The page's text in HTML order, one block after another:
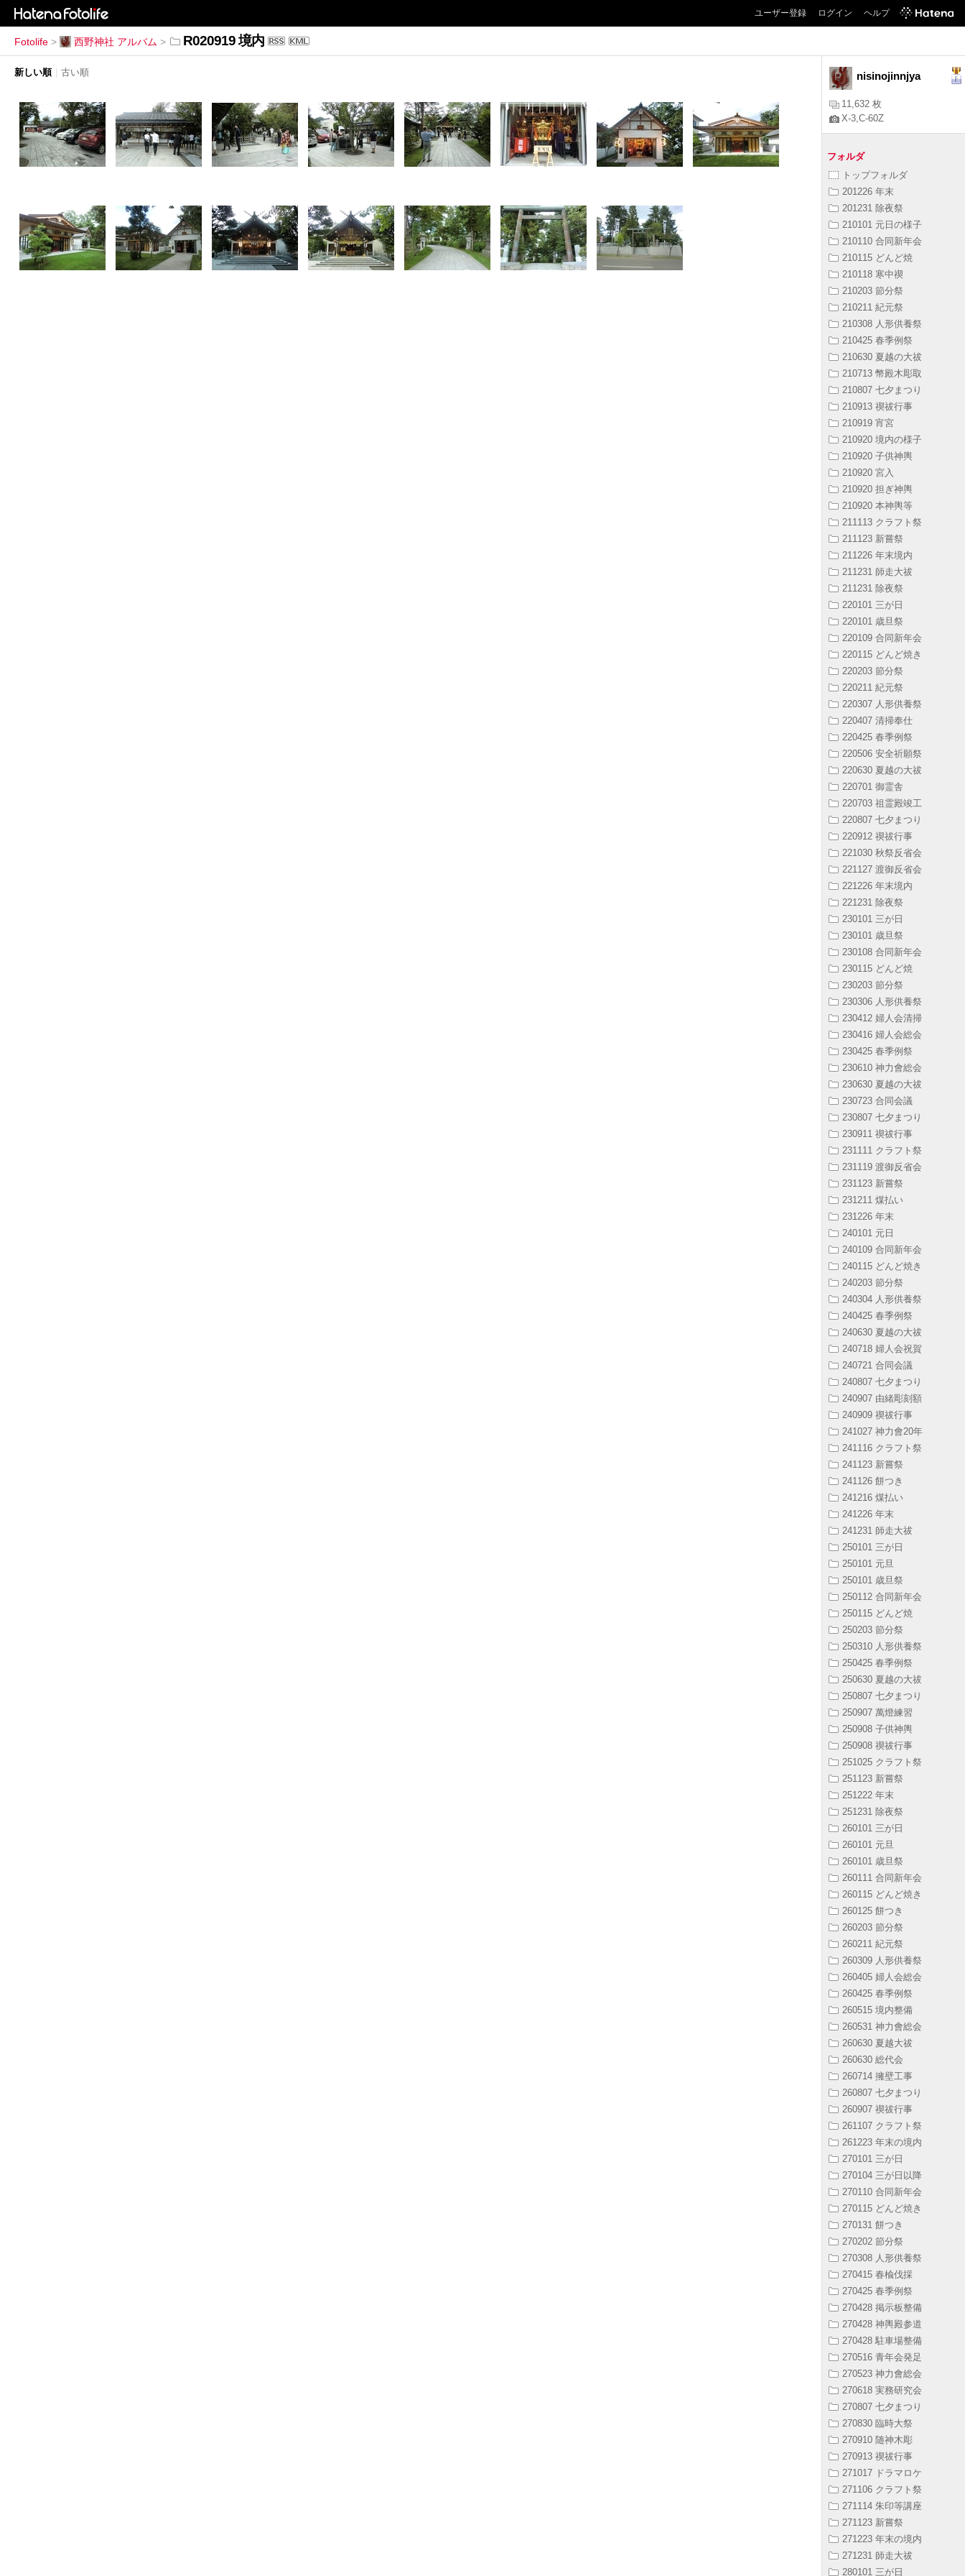
ユーザー登録 ログイン ヘルプ
Fotolife > 西野神社 アルバム > R020919 境内
新しい順 古い順 nisinojinnjya
11,632 枚
X-3,C-60Z
フォルダ
トップフォルダ
201226 年末
201231 除夜祭
210101 元日の様子
210110 合同新年会
210115 どんど焼
210118 寒中禊
210203 節分祭
210211 紀元祭
210308 人形供養祭
210425 春季例祭
210630 夏越の大祓
210713 幣殿木彫取
210807 七夕まつり
210913 禊祓行事
210919 宵宮
210920 境内の様子
210920 子供神輿
210920 宮入
210920 担ぎ神輿
210920 本神輿等
211113 クラフト祭
211123 新嘗祭
211226 年末境内
211231 師走大祓
211231 除夜祭
220101 三が日
220101 歳旦祭
220109 合同新年会
220115 どんど焼き
220203 節分祭
220211 紀元祭
220307 人形供養祭
220407 清掃奉仕
220425 春季例祭
220506 安全祈願祭
220630 夏越の大祓
220701 御霊舎
220703 祖霊殿竣工
220807 七夕まつり
220912 禊祓行事
221030 秋祭反省会
221127 渡御反省会
221226 年末境内
221231 除夜祭
230101 三が日
230101 歳旦祭
230108 合同新年会
230115 どんど焼
230203 節分祭
230306 人形供養祭
230412 婦人会清掃
230416 婦人会総会
230425 春季例祭
230610 神力會総会
230630 夏越の大祓
230723 合同会議
230807 七夕まつり
230911 禊祓行事
231111 クラフト祭
231119 渡御反省会
231123 新嘗祭
231211 煤払い
231226 年末
240101 元日
240109 合同新年会
240115 どんど焼き
240203 節分祭
240304 人形供養祭
240425 春季例祭
240630 夏越の大祓
240718 婦人会祝賀
240721 合同会議
240807 七夕まつり
240907 由緒彫刻額
240909 禊祓行事
241027 神力會20年
241116 クラフト祭
241123 新嘗祭
241126 餅つき
241216 煤払い
241226 年末
241231 師走大祓
250101 三が日
250101 元旦
250101 歳旦祭
250112 合同新年会
250115 どんど焼
250203 節分祭
250310 人形供養祭
250425 春季例祭
250630 夏越の大祓
250807 七夕まつり
250907 萬燈練習
250908 子供神輿
250908 禊祓行事
251025 クラフト祭
251123 新嘗祭
251222 年末
251231 除夜祭
260101 三が日
260101 元旦
260101 歳旦祭
260111 合同新年会
260115 どんど焼き
260125 餅つき
260203 節分祭
260211 紀元祭
260309 人形供養祭
260405 婦人会総会
260425 春季例祭
260515 境内整備
260531 神力會総会
260630 夏越大祓
260630 総代会
260714 擁壁工事
260807 七夕まつり
260907 禊祓行事
261107 クラフト祭
261223 年末の境内
270101 三が日
270104 三が日以降
270110 合同新年会
270115 どんど焼き
270131 餅つき
270202 節分祭
270308 人形供養祭
270415 春楡伐採
270425 春季例祭
270428 掲示板整備
270428 神輿殿参道
270428 駐車場整備
270516 青年会発足
270523 神力會総会
270618 実務研究会
270807 七夕まつり
270830 臨時大祭
270910 随神木彫
270913 禊祓行事
271017 ドラマロケ
271106 クラフト祭
271114 朱印等講座
271123 新嘗祭
271223 年末の境内
271231 師走大祓
280101 三が日